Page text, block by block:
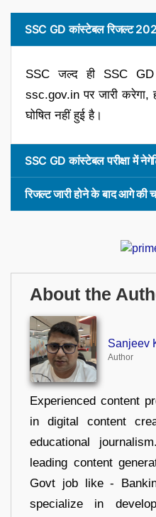
SSC GD कांस्टेबल रिजल्ट
SSC जल्द ही SSC
ssc.gov.in पर जारी करेगा,
घोषित नहीं हुई है।
SSC GD कांस्टेबल परीक्षा में
रिजल्ट जारी होने के बाद आगे की
About the
Sanjeev
Author
Experienced content
in digital content
educational
leading content
Govt job like -
specialize in